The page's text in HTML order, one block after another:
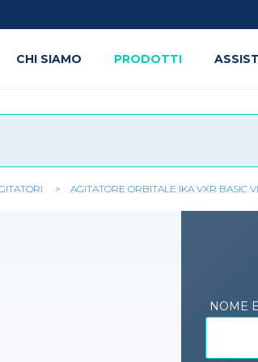
AGITATORE ORBITALE IKA VXR BASIC
NOME
CHI SIAMO PRODOTTI